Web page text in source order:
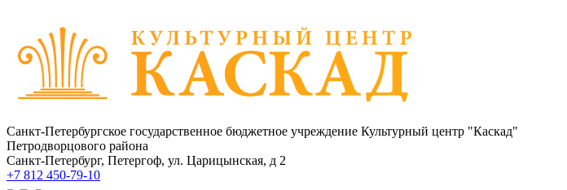
Санкт-Петербургское государственное бюджетное учреждение Культурный центр "Каскад"
Петродворцового района
Санкт-Петербург, Петергоф, ул. Царицынская, д 2
+7 812 450-79-10